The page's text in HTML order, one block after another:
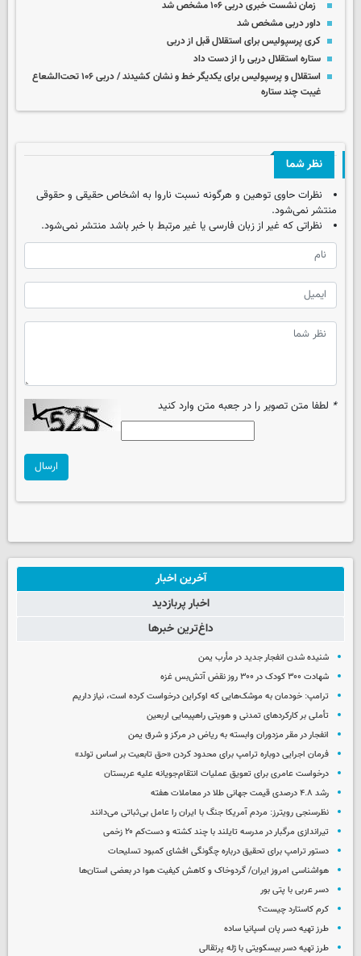
زمان نشست خبری دربی ۱۰۶ مشخص شد
داور دربی مشخص شد
کری پرسپولیس برای استقلال قبل از دربی
ستاره استقلال دربی را از دست داد
استقلال و پرسپولیس برای یکدیگر خط و نشان کشیدند / دربی ۱۰۶ تحت‌الشعاع
غیبت چند ستاره
نظر شما
نظرات حاوی توهین و هرگونه نسبت ناروا به اشخاص حقیقی و حقوقی
منتشر نمی‌شود.
نظراتی که غیر از زبان فارسی یا غیر مرتبط با خبر باشد منتشر نمی‌شود.
* لطفا متن تصویر را در جعبه متن وارد کنید
ارسال
آخرین اخبار
اخبار پربازدید
داغ‌ترین خبرها
شنیده شدن انفجار جدید در مأرب یمن
شهادت ۳۰۰ کودک در ۳۰۰ روز نقض آتش‌بس غزه
ترامپ: خودمان به موشک‌هایی که اوکراین درخواست کرده است، نیاز داریم
تأملی بر کارکردهای تمدنی و هویتی راهپیمایی اربعین
انفجار در مقر مزدوران وابسته به ریاض در مرکز و شرق یمن
فرمان اجرایی دوباره ترامپ برای محدود کردن «حق تابعیت بر اساس تولد»
درخواست عامری برای تعویق عملیات انتقام‌جویانه علیه عربستان
رشد ۴.۸ درصدی قیمت جهانی طلا در معاملات هفته
نظرسنجی رویترز: مردم آمریکا جنگ با ایران را عامل بی‌ثباتی می‌دانند
تیراندازی مرگبار در مدرسه‌ تایلند با چند کشته و دست‌کم ۲۰ زخمی
دستور ترامپ برای تحقیق درباره چگونگی افشای کمبود تسلیحات
هواشناسی امروز ایران/ گردوخاک و کاهش کیفیت هوا در بعضی استان‌ها
دسر عربی با پتی بور
کرم کاستارد چیست؟
طرز تهیه دسر پان اسپانیا ساده
طرز تهیه دسر بیسکویتی با ژله پرتقالی